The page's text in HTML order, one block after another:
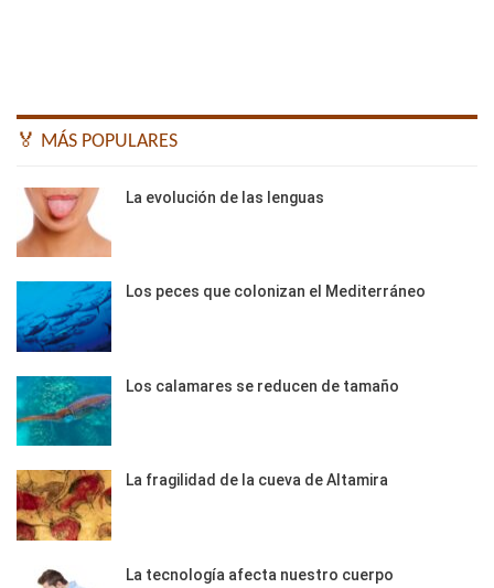
🏅 MÁS POPULARES
La evolución de las lenguas
Los peces que colonizan el Mediterráneo
Los calamares se reducen de tamaño
La fragilidad de la cueva de Altamira
La tecnología afecta nuestro cuerpo